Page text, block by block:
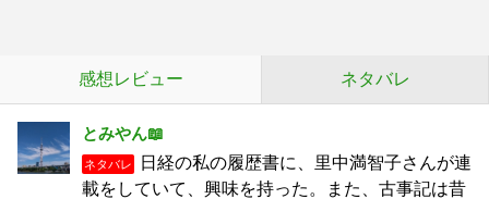
感想レビュー ネタバレ
とみやん📖
ネタバレ
日経の私の履歴書に、里中満智子さんが連
載をしていて、興味を持った。また、古事記は昔